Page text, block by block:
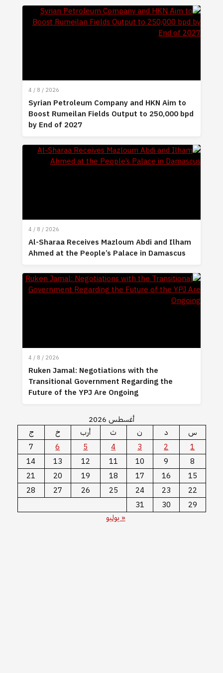
4 / 8 / 2026
Syrian Petroleum Company and HKN Aim to
Boost Rumeilan Fields Output to 250,000 bpd
by End of 2027
4 / 8 / 2026
Al-Sharaa Receives Mazloum Abdi and Ilham
Ahmed at the People’s Palace in Damascus
4 / 8 / 2026
Ruken Jamal: Negotiations with the
Transitional Government Regarding the
Future of the YPJ Are Ongoing
أغسطس 2026
س
د ن ث أرب خ
ج
1
2
3
4
5
6
7
8
9
10
11
12
13
14
15
16
17
18
19
20
21
22
23
24
25
26
27
28
29
30
31
« يوليو